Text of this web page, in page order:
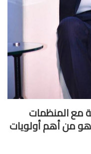
المنظمات
أهم أولويات